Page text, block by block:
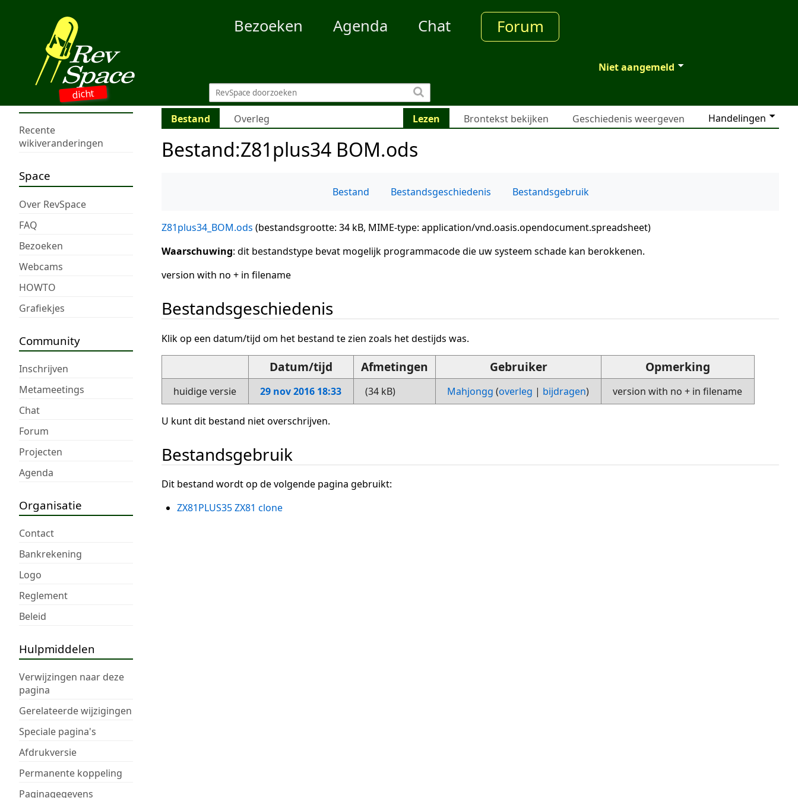
dicht
Bezoeken Agenda Chat Forum
Niet aangemeld
Recente
wikiveranderingen
Space
Over RevSpace
FAQ
Bezoeken
Webcams
HOWTO
Grafiekjes
Community
Inschrijven
Metameetings
Chat
Forum
Projecten
Agenda
Organisatie
Contact
Bankrekening
Logo
Reglement
Beleid
Hulpmiddelen
Verwijzingen naar deze
pagina
Gerelateerde wijzigingen
Speciale pagina's
Afdrukversie
Permanente koppeling
Paginagegevens
Bestand Overleg Handelingen
Lezen Brontekst bekijken Geschiedenis weergeven
Bestand:Z81plus34 BOM.ods
Bestand Bestandsgeschiedenis Bestandsgebruik
Z81plus34_BOM.ods (bestandsgrootte: 34 kB, MIME-type: application/vnd.oasis.opendocument.spreadsheet)
Waarschuwing: dit bestandstype bevat mogelijk programmacode die uw systeem schade kan berokkenen.
version with no + in filename
Bestandsgeschiedenis
Klik op een datum/tijd om het bestand te zien zoals het destijds was.
Datum/tijd Afmetingen Gebruiker Opmerking
huidige versie 29 nov 2016 18:33 (34 kB) Mahjongg (overleg | bijdragen) version with no + in filename
U kunt dit bestand niet overschrijven.
Bestandsgebruik
Dit bestand wordt op de volgende pagina gebruikt:
ZX81PLUS35 ZX81 clone